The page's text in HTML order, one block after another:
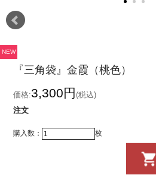
NEW
『三角袋』金霞（桃色）
価格:3,300円(税込)
注文
購入数： 枚